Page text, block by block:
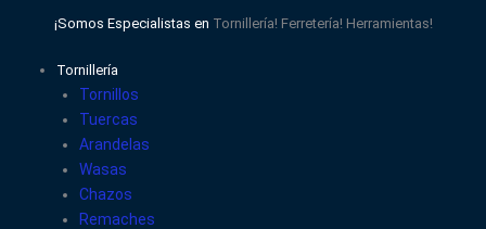
¡Somos Especialistas en Tornillería! Ferretería! Herramientas!
Tornillería
Tornillos
Tuercas
Arandelas
Wasas
Chazos
Remaches